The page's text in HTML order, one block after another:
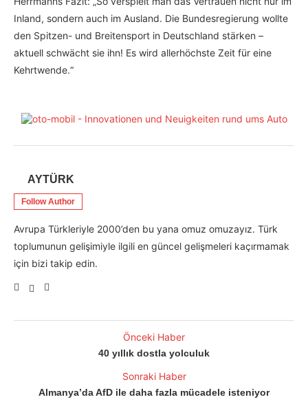
Inland, sondern auch im Ausland. Die Bundesregierung wollte
den Spitzen- und Breitensport in Deutschland stärken –
aktuell schwächt sie ihn! Es wird allerhöchste Zeit für eine
Kehrtwende.“
AYTÜRK
Follow Author
Avrupa Türkleriyle 2000’den bu yana omuz omuzayız. Türk
toplumunun gelişimiyle ilgili en güncel gelişmeleri kaçırmamak
için bizi takip edin.
Önceki Haber
40 yıllık dostla yolculuk
Sonraki Haber
Almanya’da AfD ile daha fazla mücadele isteniyor